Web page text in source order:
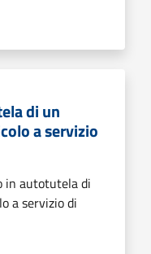
di un
a servizio
in autotutela di
a servizio di